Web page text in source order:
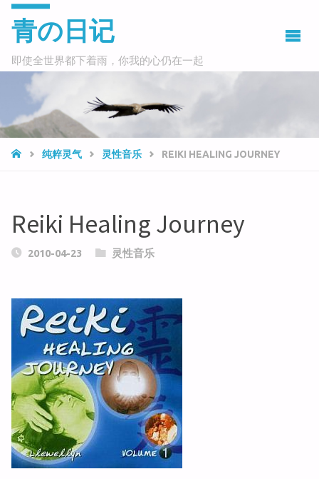
青の日记
即使全世界都下着雨，你我的心仍在一起
HOME纯粹灵气 灵性音乐 REIKI HEALING JOURNEY
Reiki Healing Journey
2010-04-23 灵性音乐